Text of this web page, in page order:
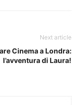
Next article
Cinema a Londra:
l’avventura di Laura!